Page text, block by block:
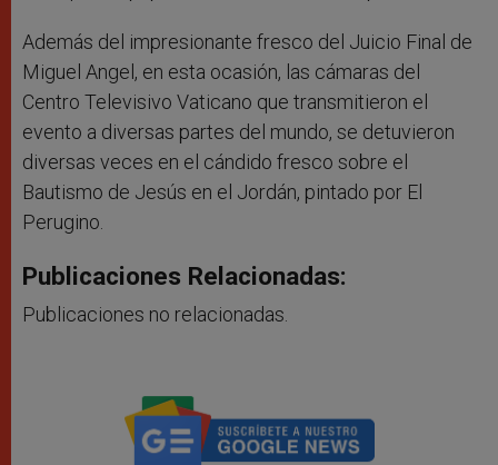
Además del impresionante fresco del Juicio Final de
Miguel Angel, en esta ocasión, las cámaras del
Centro Televisivo Vaticano que transmitieron el
evento a diversas partes del mundo, se detuvieron
diversas veces en el cándido fresco sobre el
Bautismo de Jesús en el Jordán, pintado por El
Perugino.
Publicaciones Relacionadas:
Publicaciones no relacionadas.